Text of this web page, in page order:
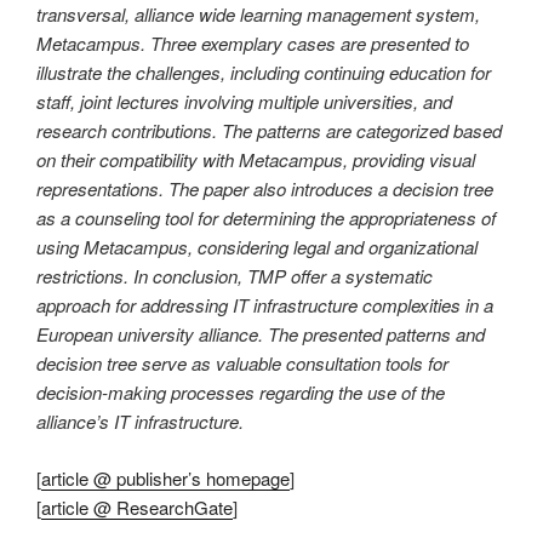
transversal, alliance wide learning management system,
Metacampus. Three exemplary cases are presented to
illustrate the challenges, including continuing education for
staff, joint lectures involving multiple universities, and
research contributions. The patterns are categorized based
on their compatibility with Metacampus, providing visual
representations. The paper also introduces a decision tree
as a counseling tool for determining the appropriateness of
using Metacampus, considering legal and organizational
restrictions. In conclusion, TMP offer a systematic
approach for addressing IT infrastructure complexities in a
European university alliance. The presented patterns and
decision tree serve as valuable consultation tools for
decision-making processes regarding the use of the
alliance’s IT infrastructure.
[article @ publisher’s homepage]
[article @ ResearchGate]